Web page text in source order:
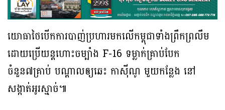
យោធាថៃបើកការបាញ់ប្រហារមកលើកម្ពុជាទាំងព្រឹកព្រលឹម
ដោយប្រើយន្តហោះចម្បាំង F-16 ទម្លាក់គ្រាប់បែក
ចំនួន៧គ្រាប់ បណ្តាលឲ្យឆេះ កាស៊ីណូ មួយកន្លែង នៅ
សង្កាត់អូរស្មាច់៕